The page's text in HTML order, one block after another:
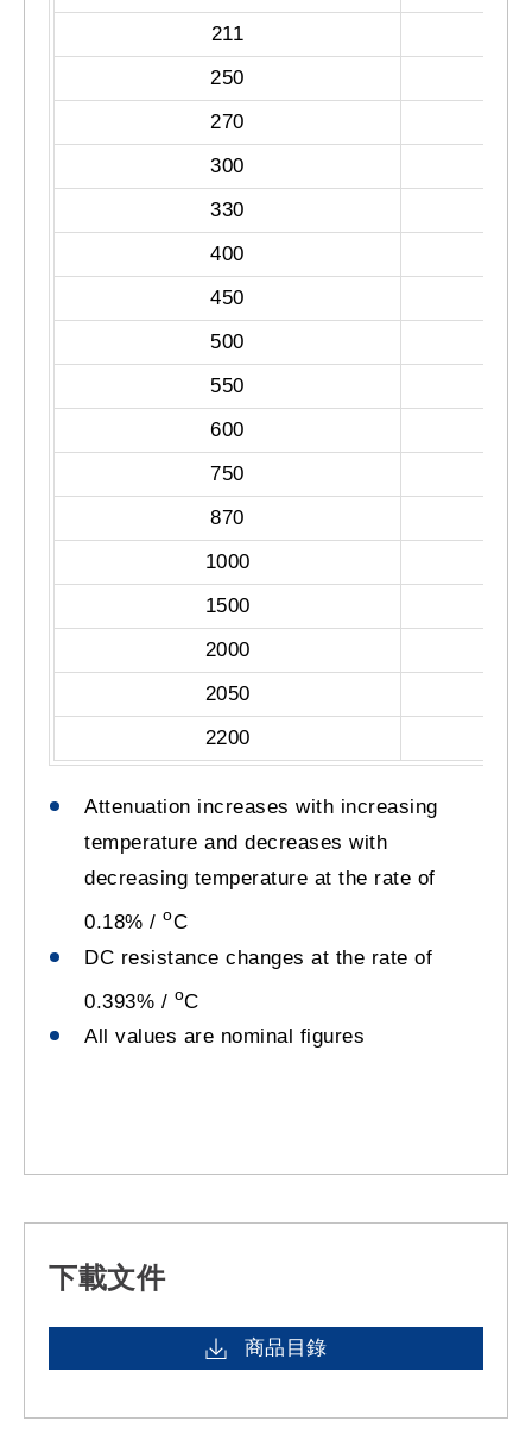
211
250
270
300
330
400
450
500
550
600
750
870
1000
1500
2000
2050
2200
Attenuation increases with increasing
temperature and decreases with
decreasing temperature at the rate of
0.18% / oC
DC resistance changes at the rate of
0.393% / oC
All values are nominal figures
下載文件
商品目錄